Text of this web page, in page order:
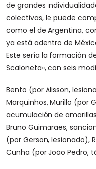
de grandes
colectivas, le puede
como el de Argentina,
ya está adentro de
Este sería la formación
Scaloneta», con seis
Bento (por Alisson,
Marquinhos, Murillo (por
acumulación de
Bruno Guimaraes,
(por Gerson, lesionado),
Cunha (por João Pedro,